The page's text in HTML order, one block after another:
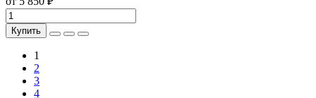
Купить
1
2
3
4